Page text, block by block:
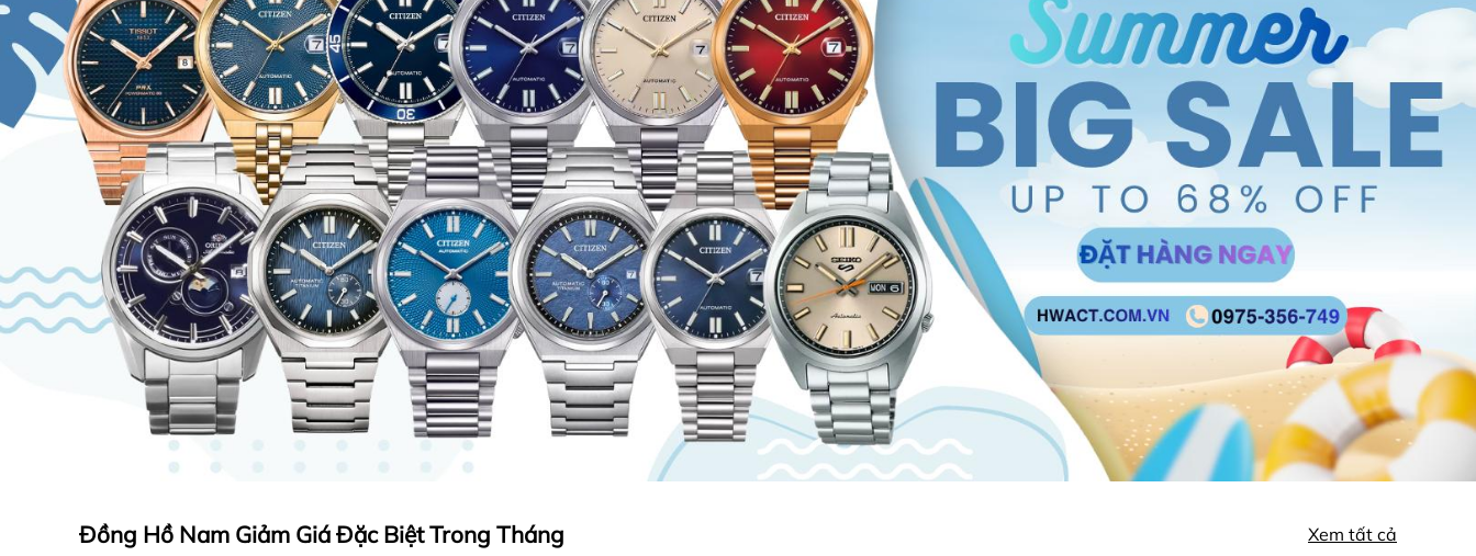
Đồng Hồ Nam Giảm Giá Đặc Biệt Trong Tháng Xem tất cả